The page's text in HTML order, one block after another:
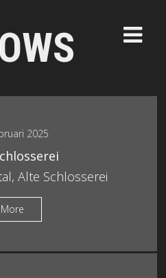
2025
Alte Schlosserei
More